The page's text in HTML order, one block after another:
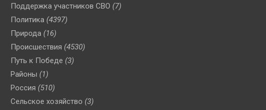
Поддержка участников СВО (7)
Политика (4397)
Природа (16)
Происшествия (4530)
Путь к Победе (3)
Районы (1)
Россия (510)
Сельское хозяйство (3)